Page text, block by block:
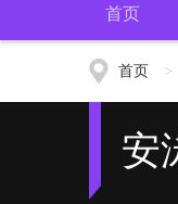
首页
首页 >
安